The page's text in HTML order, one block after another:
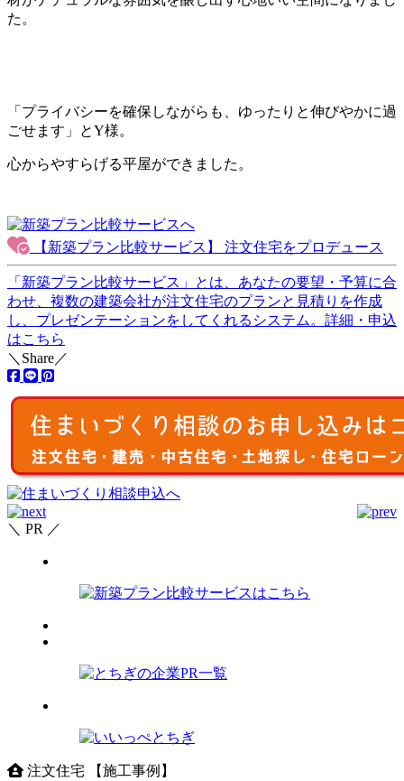
た。
「プライバシーを確保しながらも、ゆったりと伸びやかに過
ごせます」とY様。
心からやすらげる平屋ができました。
【新築プラン比較サービス】 注文住宅をプロデュース
「新築プラン比較サービス」とは、あなたの要望・予算に合
わせ、 複数の建築会社が注文住宅のプランと見積りを作成
し、プレゼンテーションをしてくれるシステム。 詳細・申込
はこちら
＼Share／
＼ PR ／
注文住宅 【施工事例】